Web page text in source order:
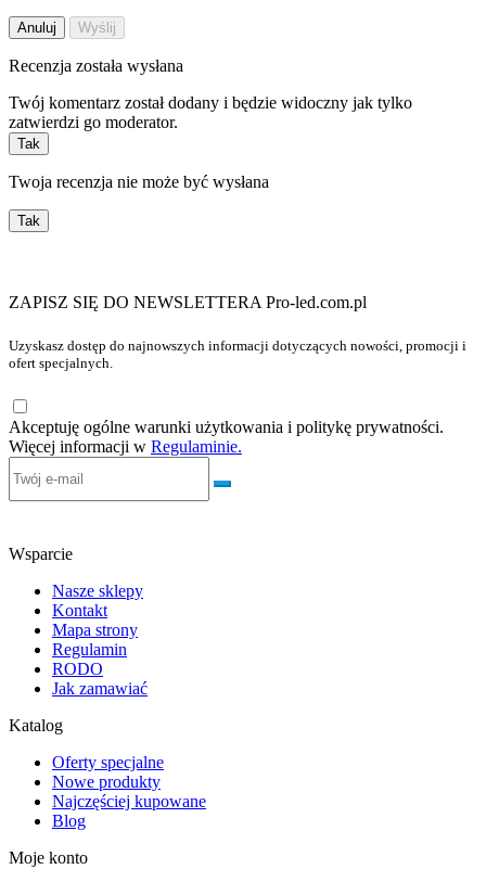
Anuluj Wyślij
Recenzja została wysłana
Twój komentarz został dodany i będzie widoczny jak tylko
zatwierdzi go moderator.
Tak
Twoja recenzja nie może być wysłana
Tak
ZAPISZ SIĘ DO NEWSLETTERA Pro-led.com.pl
Uzyskasz dostęp do najnowszych informacji dotyczących nowości, promocji i
ofert specjalnych.
Akceptuję ogólne warunki użytkowania i politykę prywatności.
Więcej informacji w Regulaminie.
Wsparcie
Nasze sklepy
Kontakt
Mapa strony
Regulamin
RODO
Jak zamawiać
Katalog
Oferty specjalne
Nowe produkty
Najczęściej kupowane
Blog
Moje konto